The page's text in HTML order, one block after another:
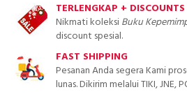
TERLENGKAP + DISCOUNTS
Nikmati koleksiBuku
discount spesial.
FAST SHIPPING
Pesanan Anda segera Kami
lunas. Dikirim melalui TIKI, JNE,